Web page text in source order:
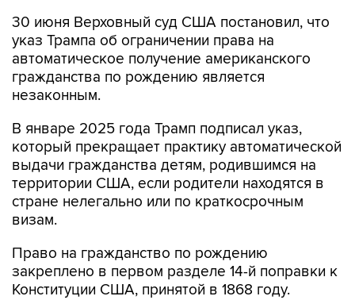
30 июня Верховный суд США постановил, что
указ Трампа об ограничении права на
автоматическое получение американского
гражданства по рождению является
незаконным.
В январе 2025 года Трамп подписал указ,
который прекращает практику автоматической
выдачи гражданства детям, родившимся на
территории США, если родители находятся в
стране нелегально или по краткосрочным
визам.
Право на гражданство по рождению
закреплено в первом разделе 14-й поправки к
Конституции США, принятой в 1868 году.